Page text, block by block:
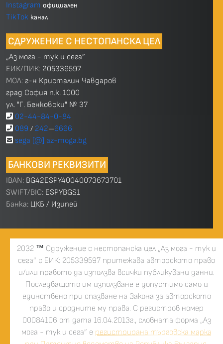
Instagram официален
TikTok канал
СДРУЖЕНИЕ С НЕСТОПАНСКА ЦЕЛ
„Аз мога - тук и сега”
ЕИК/ПИК: 205339597
МОЛ: г-н Кристалин Чавдаров
град София п.к. 1000
ул. "Г. Бенковски" № 37
02-44-84-0-84
089 / 242—6666
sega [@] az-moga.bg
БАНКОВИ РЕКВИЗИТИ
IBAN: BG42ESPY40040073673701
SWIFT/BIC: ESPYBGS1
Банка: ЦКБ / Изипей
2032 ™ Сдружение с нестопанска цел „Аз мога - тук и
сега” с ЕИК: 205339597 притежава авторското право
и/или правото да използва всички публикувани данни.
Последващото им използване е допустимо само и
единствено при спазване на Закона за авторското
право и сродните му права. С регистров номер
00084106 от дата 16.04.2013г., словната форма „Аз
мога - тук и сега” е регистрирана търговска марка